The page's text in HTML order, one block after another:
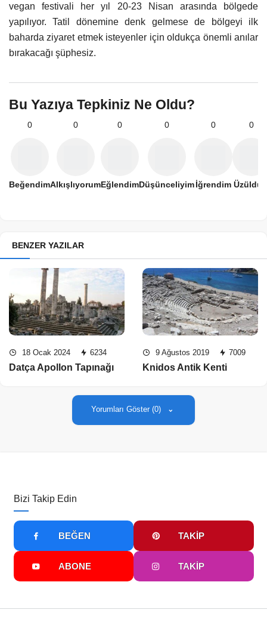
vegan festivali her yıl 20-23 Nisan arasında bölgede
yapılıyor. Tatil dönemine denk gelmese de bölgeyi ilk
baharda ziyaret etmek isteyenler için oldukça önemli anılar
bırakacağı şüphesiz.
Bu Yazıya Tepkiniz Ne Oldu?
0
Beğendim
0
Alkışlıyorum
0
Eğlendim
0
Düşünceliyim
0
İğrendim
0
BENZER YAZILAR
18 Ocak 2024 6234
Datça Apollon Tapınağı
9 Ağustos 2019 7009
Knidos Antik Kenti
Yorumları Göster (0)
Bizi Takip Edin
BEĞEN TAKIP
ABONE TAKIP